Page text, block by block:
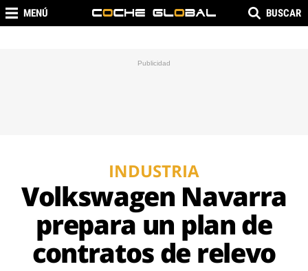
MENÚ BUSCAR
INDUSTRIA
Volkswagen Navarra
prepara un plan de
contratos de relevo